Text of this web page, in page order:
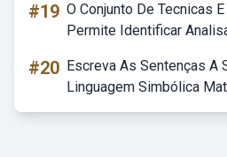
#19 O Conjunto De Tecnicas
Permite Identificar
#20 Escreva As Sentenças A
Linguagem Simbólica